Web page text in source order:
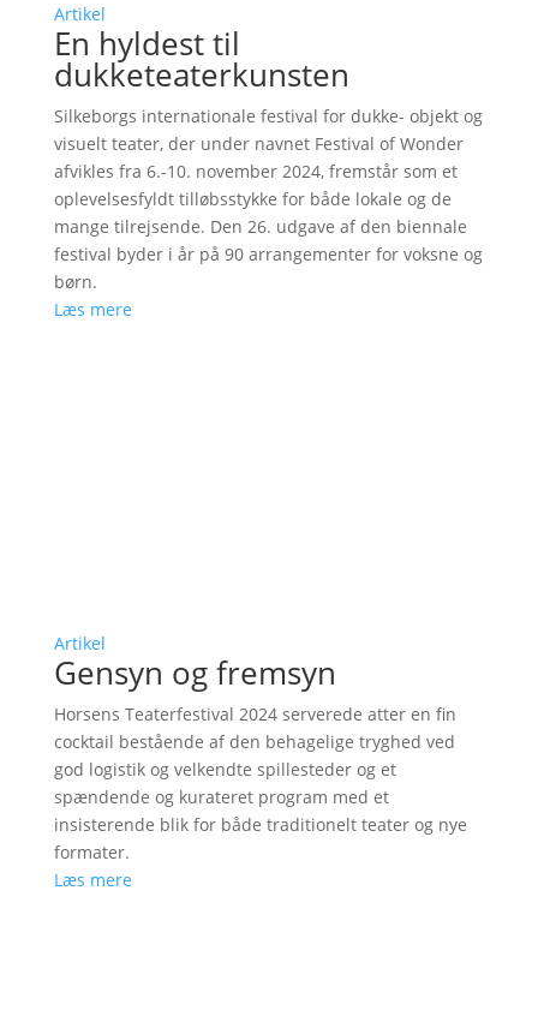
Artikel
En hyldest til
dukketeaterkunsten
Silkeborgs internationale festival for dukke- objekt og
visuelt teater, der under navnet Festival of Wonder
afvikles fra 6.-10. november 2024, fremstår som et
oplevelsesfyldt tilløbsstykke for både lokale og de
mange tilrejsende. Den 26. udgave af den biennale
festival byder i år på 90 arrangementer for voksne og
børn.
Læs mere
Artikel
Gensyn og fremsyn
Horsens Teaterfestival 2024 serverede atter en fin
cocktail bestående af den behagelige tryghed ved
god logistik og velkendte spillesteder og et
spændende og kurateret program med et
insisterende blik for både traditionelt teater og nye
formater.
Læs mere